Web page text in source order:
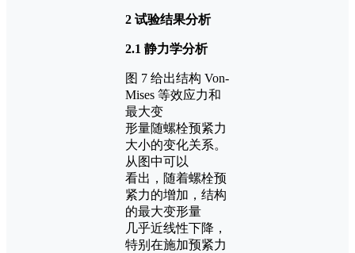
2 试验结果分析
2.1 静力学分析
图 7 给出结构 Von-
Mises 等效应力和
最大变
形量随螺栓预紧力
大小的变化关系。
从图中可以
看出，随着螺栓预
紧力的增加，结构
的最大变形量
几乎近线性下降，
特别在施加预紧力